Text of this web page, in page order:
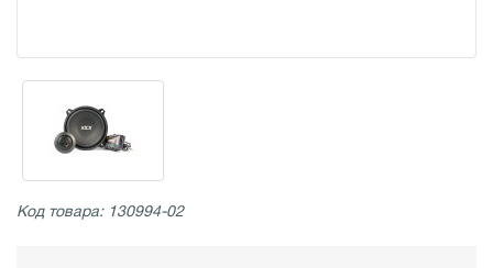
Код товара: 130994-02